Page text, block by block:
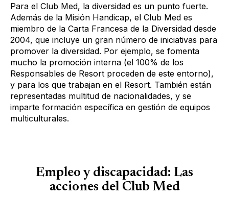
Para el Club Med, la diversidad es un punto fuerte.
Además de la Misión Handicap, el Club Med es
miembro de la Carta Francesa de la Diversidad desde
2004, que incluye un gran número de iniciativas para
promover la diversidad. Por ejemplo, se fomenta
mucho la promoción interna (el 100% de los
Responsables de Resort proceden de este entorno),
y para los que trabajan en el Resort. También están
representadas multitud de nacionalidades, y se
imparte formación específica en gestión de equipos
multiculturales.
Empleo y discapacidad: Las
acciones del Club Med